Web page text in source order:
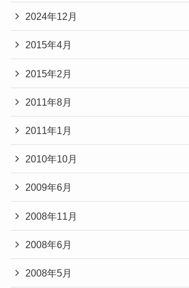
2024年12月
2015年4月
2015年2月
2011年8月
2011年1月
2010年10月
2009年6月
2008年11月
2008年6月
2008年5月